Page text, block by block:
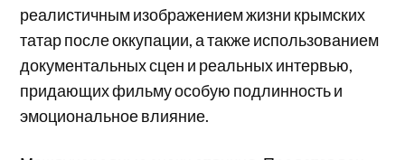
реалистичным изображением жизни крымских
татар после оккупации, а также использованием
документальных сцен и реальных интервью,
придающих фильму особую подлинность и
эмоциональное влияние.